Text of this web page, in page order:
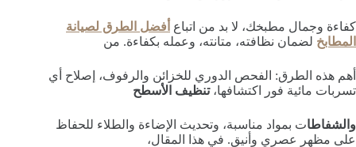
كفاءة وجمال مطبخك، لا بد من اتباع أفضل الطرق لصيانة
المطابخ لضمان نظافته، متانته، وعمله بكفاءة. من
أهم هذه الطرق: الفحص الدوري للخزائن والرفوف، إصلاح أي
تسربات مائية فور اكتشافها،تنظيف الأسطح
والشفاطات بمواد مناسبة، وتحديث الإضاءة والطلاء للحفاظ
على مظهر عصري وأنيق. في هذا المقال،